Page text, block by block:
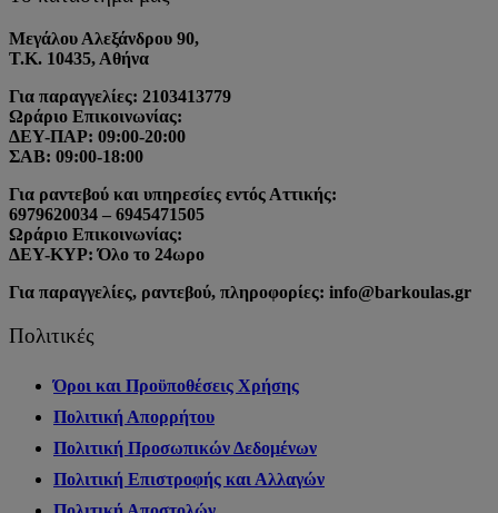
Μεγάλου Αλεξάνδρου 90,
Τ.Κ. 10435, Αθήνα
Για παραγγελίες: 2103413779
Ωράριο Επικοινωνίας:
ΔΕΥ-ΠΑΡ: 09:00-20:00
ΣΑΒ: 09:00-18:00
Για ραντεβού και υπηρεσίες εντός Αττικής:
6979620034 – 6945471505
Ωράριο Επικοινωνίας:
ΔΕΥ-ΚΥΡ: Όλο το 24ωρο
Για παραγγελίες, ραντεβού, πληροφορίες: info@barkoulas.gr
Πολιτικές
Όροι και Προϋποθέσεις Χρήσης
Πολιτική Απορρήτου
Πολιτική Προσωπικών Δεδομένων
Πολιτική Επιστροφής και Αλλαγών